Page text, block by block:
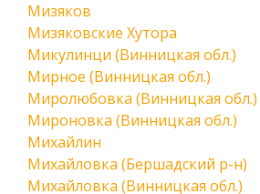
Мизяков
Мизяковские Хутора
Микулинци (Винницкая обл.)
Мирное (Винницкая обл.)
Миролюбовка (Винницкая обл.)
Мироновка (Винницкая обл.)
Михайлин
Михайловка (Бершадский р-н)
Михайловка (Винницкая обл.)